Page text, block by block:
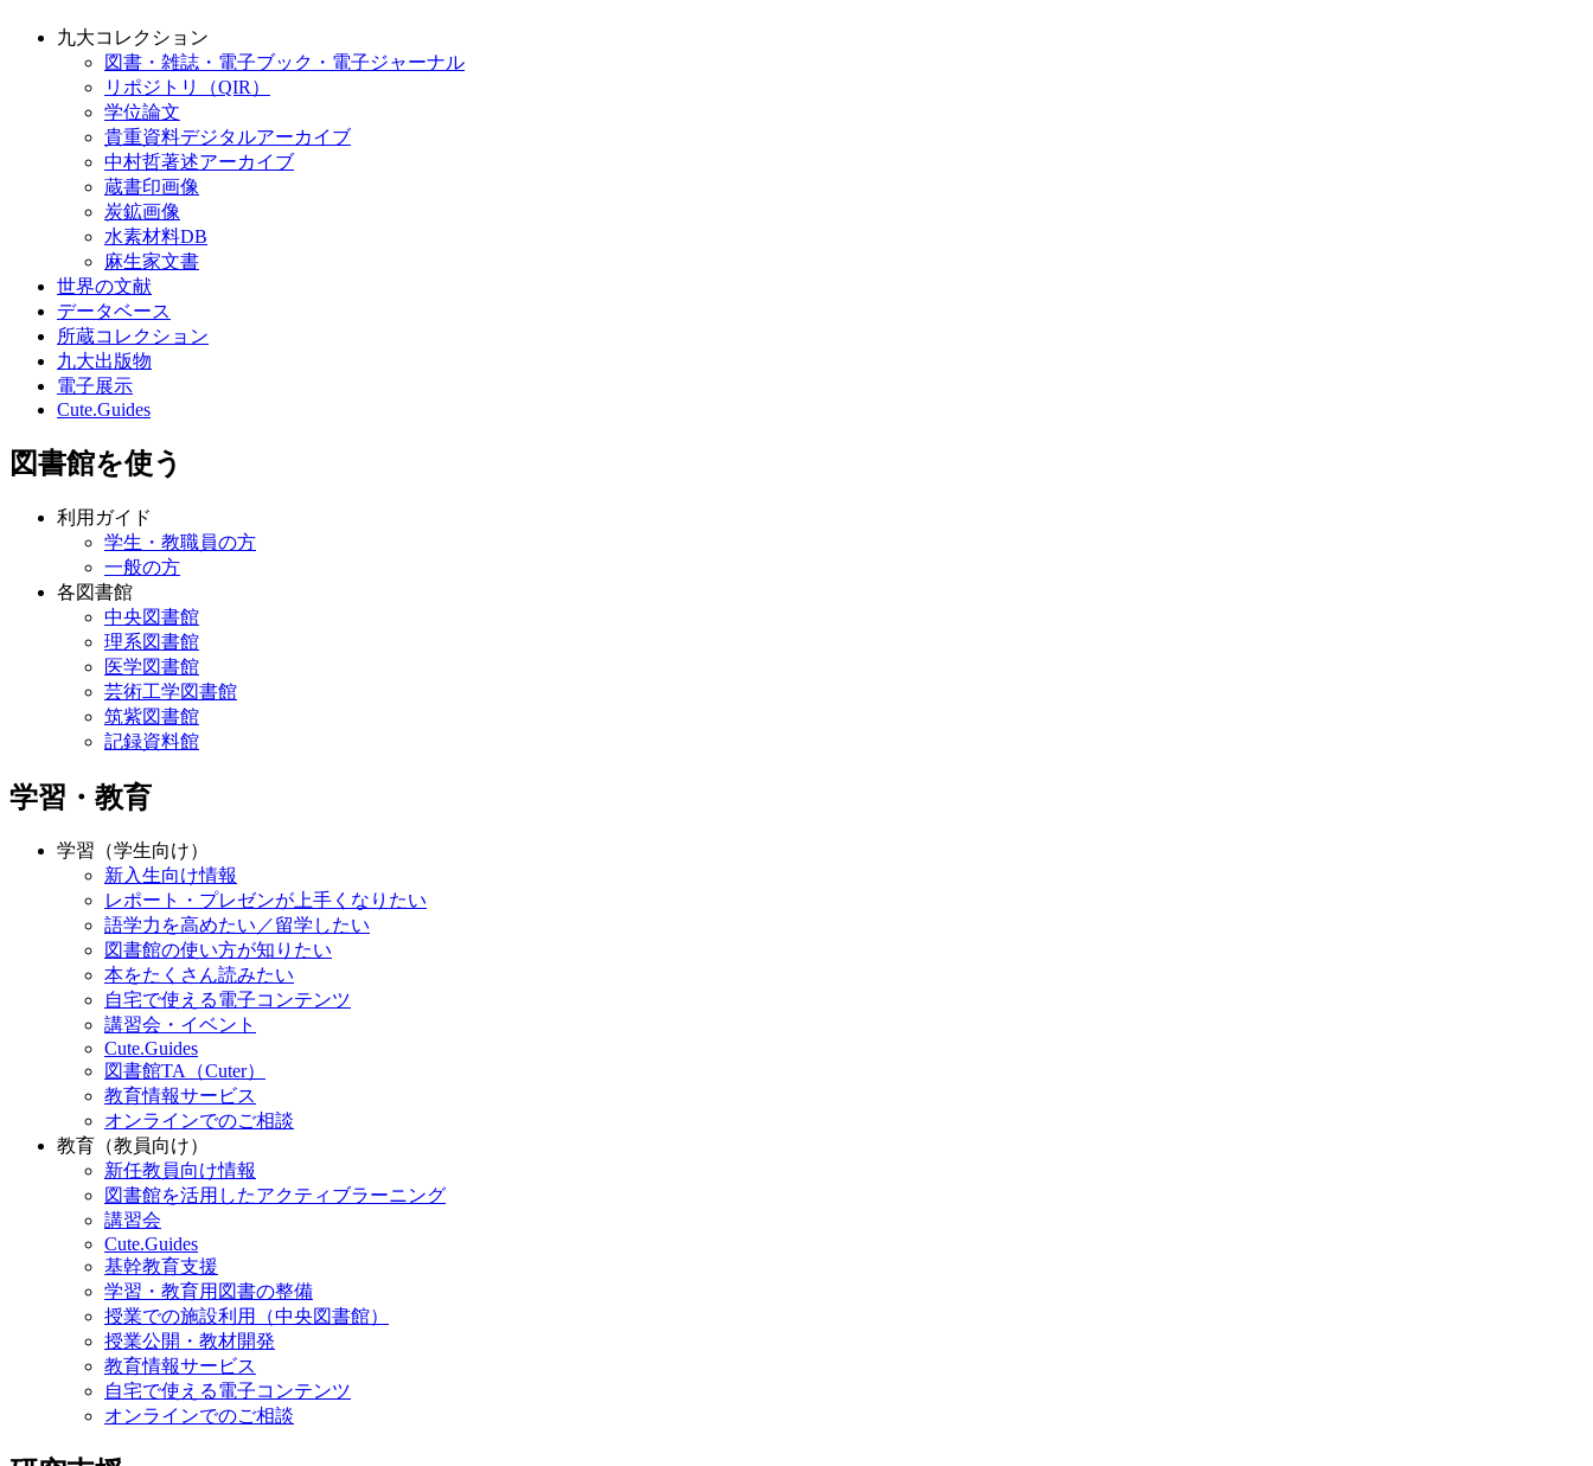
九大コレクション
図書・雑誌・電子ブック・電子ジャーナル
リポジトリ（QIR）
学位論文
貴重資料デジタルアーカイブ
中村哲著述アーカイブ
蔵書印画像
炭鉱画像
水素材料DB
麻生家文書
世界の文献
データベース
所蔵コレクション
九大出版物
電子展示
Cute.Guides
図書館を使う
利用ガイド
学生・教職員の方
一般の方
各図書館
中央図書館
理系図書館
医学図書館
芸術工学図書館
筑紫図書館
記録資料館
学習・教育
学習（学生向け）
新入生向け情報
レポート・プレゼンが上手くなりたい
語学力を高めたい／留学したい
図書館の使い方が知りたい
本をたくさん読みたい
自宅で使える電子コンテンツ
講習会・イベント
Cute.Guides
図書館TA（Cuter）
教育情報サービス
オンラインでのご相談
教育（教員向け）
新任教員向け情報
図書館を活用したアクティブラーニング
講習会
Cute.Guides
基幹教育支援
学習・教育用図書の整備
授業での施設利用（中央図書館）
授業公開・教材開発
教育情報サービス
自宅で使える電子コンテンツ
オンラインでのご相談